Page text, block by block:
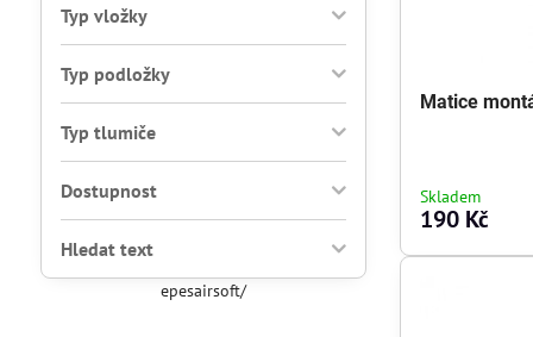
Matice
Skladem
190 Kč
Typ vložky
Typ podložky
Typ tlumiče
Dostupnost
Hledat text
epesairsoft/